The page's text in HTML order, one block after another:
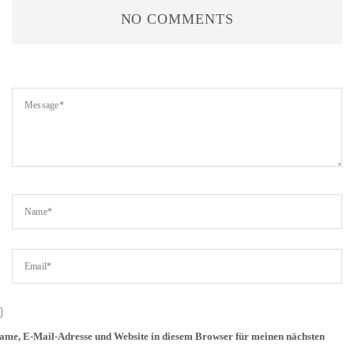
NO COMMENTS
E-Mail-Adresse und Website in diesem Browser für meinen nächsten